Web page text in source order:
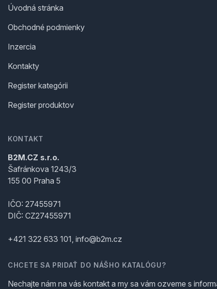
Úvodná stránka
Obchodné podmienky
Inzercia
Kontakty
Register kategórii
Register produktov
KONTAKT
B2M.CZ s.r.o.
Šafránkova 1243/3
155 00 Praha 5
IČO: 27455971
DIČ: CZ27455971
+421 322 633 101, info@b2m.cz
CHCETE SA PRIDAŤ DO NÁŠHO KATALÓGU?
Nechajte nám na vás kontakt a my sa vám ozveme s